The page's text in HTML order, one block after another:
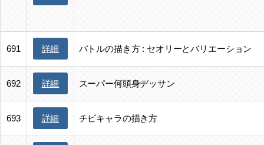
691 詳細 バトルの描き方 : セオリーとバリエーション
692 詳細 スーパー何頭身デッサン
693 詳細 チビキャラの描き方